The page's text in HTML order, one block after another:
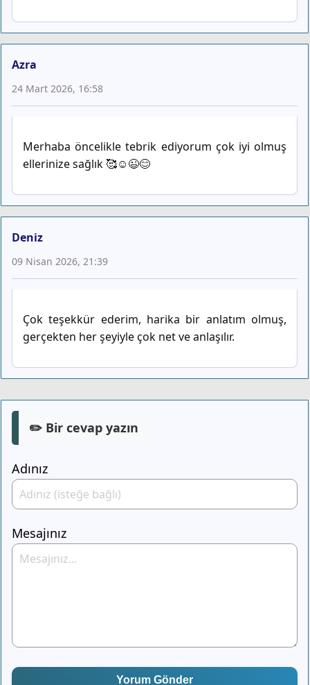
Azra
24 Mart 2026, 16:58
Merhaba öncelikle tebrik ediyorum çok iyi olmuş
ellerinize sağlık 🥰☺️😉😊
Deniz
09 Nisan 2026, 21:39
Çok teşekkür ederim, harika bir anlatım olmuş,
gerçekten her şeyiyle çok net ve anlaşılır.
✏️ Bir cevap yazın
Adınız
Mesajınız
Yorum Gönder